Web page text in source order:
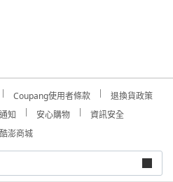
Coupang使用者條款
退換貨政策
知 安心購物
資訊安全
澎商城